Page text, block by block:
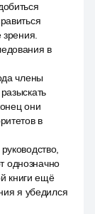
в
члены
они
в
однозначно
книги ещё
я убедился